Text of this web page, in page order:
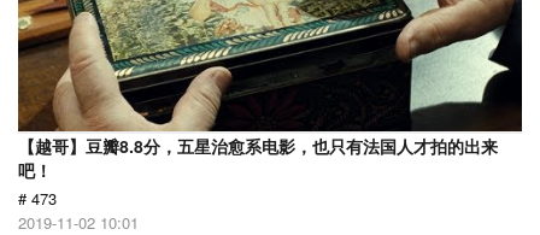
【越哥】豆瓣8.8分，五星治愈系电影，也只有法国人才拍的出来
吧！
# 473
2019-11-02 10:01